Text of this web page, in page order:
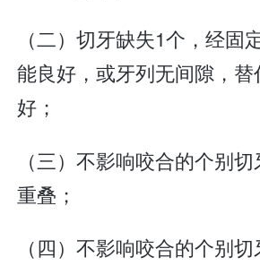
（二）切牙缺失1个，经固
能良好，或牙列无间隙，替
好；
（三）不影响咬合的个别
重叠；
（四）不影响咬合的个别